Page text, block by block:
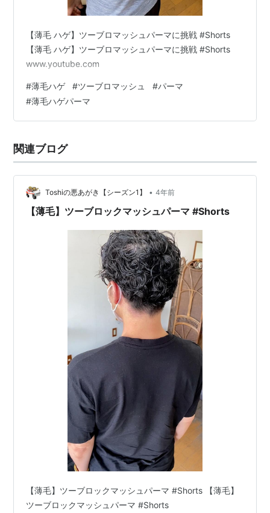
【薄毛 ハゲ】ツーブロマッシュパーマに挑戦 #Shorts
【薄毛 ハゲ】ツーブロマッシュパーマに挑戦 #Shorts
www.youtube.com
#薄毛ハゲ #ツーブロマッシュ #パーマ
#薄毛ハゲパーマ
関連ブログ
Toshiの悪あがき【シーズン1】 • 4年前
【薄毛】ツーブロックマッシュパーマ #Shorts
【薄毛】ツーブロックマッシュパーマ #Shorts 【薄毛】
ツーブロックマッシュパーマ #Shorts